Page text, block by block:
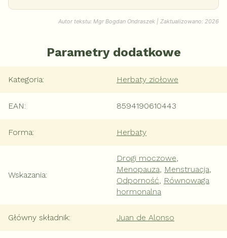
Autor tekstu: Mgr Bogdan Ondraszek | Zaktualizowano: 2026
Parametry dodatkowe
Kategoria: Herbaty ziołowe
EAN: 8594190610443
Forma: Herbaty
Wskazania:
Drogi moczowe
Menopauza
Menstruacja
Odporność
Równowaga
hormonalna
Główny składnik: Juan de Alonso